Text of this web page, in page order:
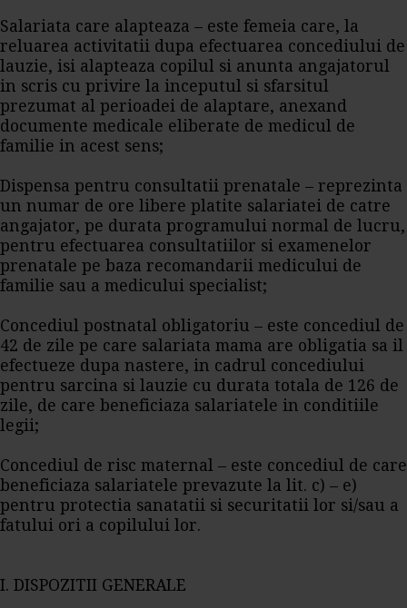
Salariata care alapteaza – este femeia care, la
reluarea activitatii dupa efectuarea concediului de
lauzie, isi alapteaza copilul si anunta angajatorul
in scris cu privire la inceputul si sfarsitul
prezumat al perioadei de alaptare, anexand
documente medicale eliberate de medicul de
familie in acest sens;
Dispensa pentru consultatii prenatale – reprezinta
un numar de ore libere platite salariatei de catre
angajator, pe durata programului normal de lucru,
pentru efectuarea consultatiilor si examenelor
prenatale pe baza recomandarii medicului de
familie sau a medicului specialist;
Concediul postnatal obligatoriu – este concediul de
42 de zile pe care salariata mama are obligatia sa il
efectueze dupa nastere, in cadrul concediului
pentru sarcina si lauzie cu durata totala de 126 de
zile, de care beneficiaza salariatele in conditiile
legii;
Concediul de risc maternal – este concediul de care
beneficiaza salariatele prevazute la lit. c) – e)
pentru protectia sanatatii si securitatii lor si/sau a
fatului ori a copilului lor.
I. DISPOZITII GENERALE